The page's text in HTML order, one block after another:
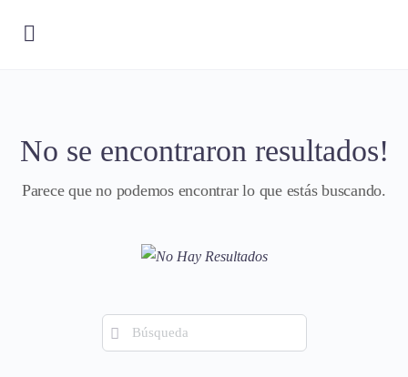
No se encontraron resultados!
Parece que no podemos encontrar lo que estás buscando.
Búsqueda
de: